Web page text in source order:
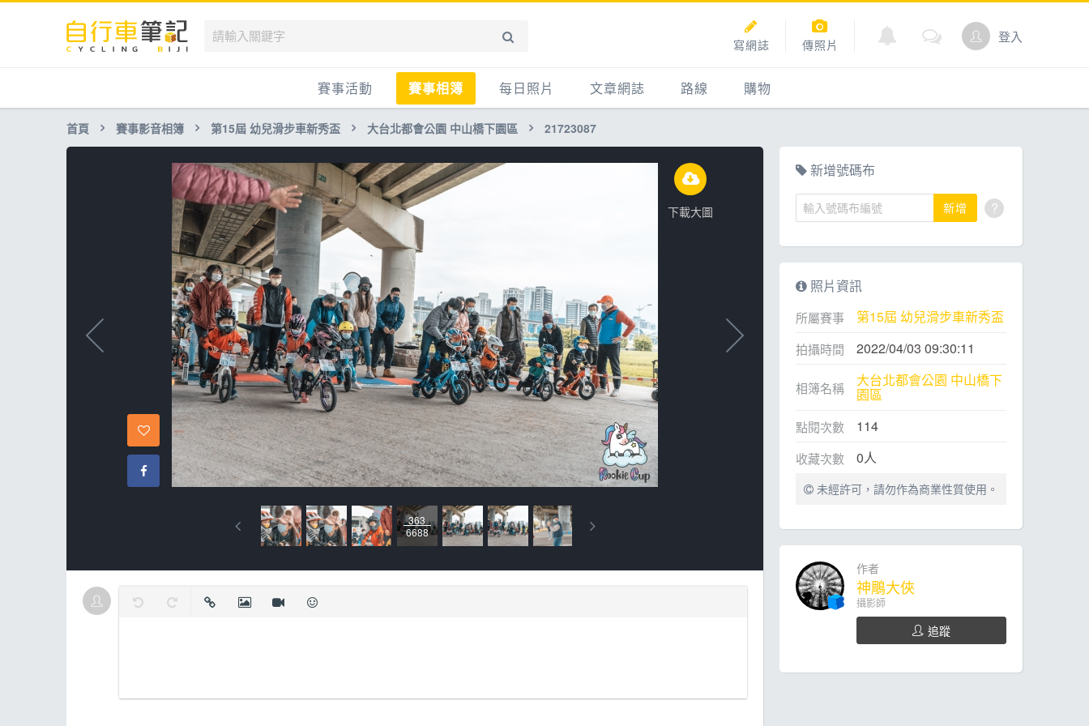
寫網誌 傳照片 登入
賽事活動
國內
國外
兒童滑步車
跟著筆記騎車去
賽事相簿
賽事影音相簿
自行車好影片
每日照片 文章網誌
網誌
知識
路線
主題
路線
平路＋爬坡
爬坡
越野
購物
點數商城
首頁 賽事影音相簿 第15屆 幼兒滑步車新秀盃 大台北都會公園 中山橋下園區 21723087
下載大圖
363
6688
新增號碼布
新增 ?
照片資訊
所屬賽事 第15屆 幼兒滑步車新秀盃
拍攝時間 2022/04/03 09:30:11
相簿名稱 大台北都會公園 中山橋下
園區
點閱次數 114
收藏次數 0人
未經許可，請勿作為商業性質使用。
作者
神鵰大俠
攝影師
追蹤